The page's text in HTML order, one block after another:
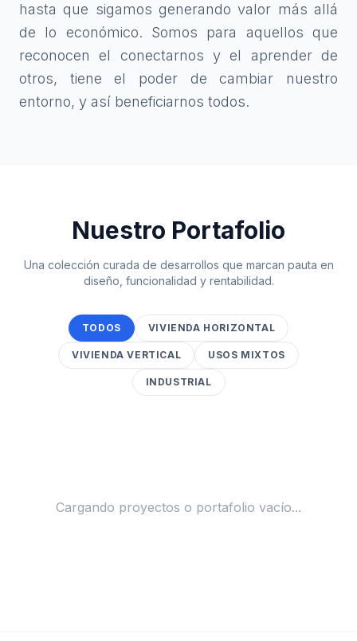
hasta que sigamos generando valor más allá
de lo económico. Somos para aquellos que
reconocen el conectarnos y el aprender de
otros, tiene el poder de cambiar nuestro
entorno, y así beneficiarnos todos.
Nuestro Portafolio
Una colección curada de desarrollos que marcan pauta en
diseño, funcionalidad y rentabilidad.
TODOS VIVIENDA HORIZONTAL
VIVIENDA VERTICAL USOS MIXTOS
INDUSTRIAL
Cargando proyectos o portafolio vacío...